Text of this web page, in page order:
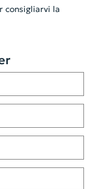
consigliarvi la